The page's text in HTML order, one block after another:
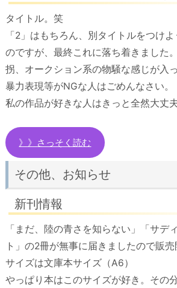
タイトル。笑
「2」はもちろん、別タイトルをつけ
のですが、最終これに落ち着きました
拐、オークション系の物騒な感じが入
暴力表現等がNGな人はごめんなさい。
私の作品が好きな人はきっと全然大丈夫
》》さっそく読む
その他、お知らせ
新刊情報
「まだ、陸の青さを知らない」「サデ
ト」の2冊が無事に届きましたので販売
サイズは文庫本サイズ（A6）
やっぱり本はこのサイズが好き。その